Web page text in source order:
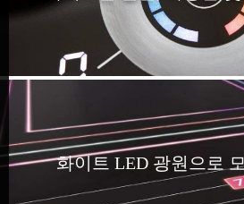
화이트 LED 광원으로